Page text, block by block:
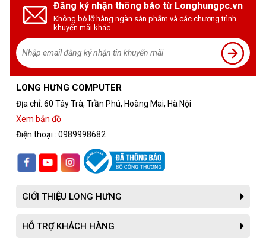
Đăng ký nhận thông báo từ Longhungpc.vn
Không bỏ lỡ hàng ngàn sản phẩm và các chương trình
khuyến mãi khác
LONG HƯNG COMPUTER
Địa chỉ: 60 Tây Trà, Trần Phú, Hoàng Mai, Hà Nội
Xem bản đồ
Điện thoại : 0989998682
GIỚI THIỆU LONG HƯNG
HỖ TRỢ KHÁCH HÀNG